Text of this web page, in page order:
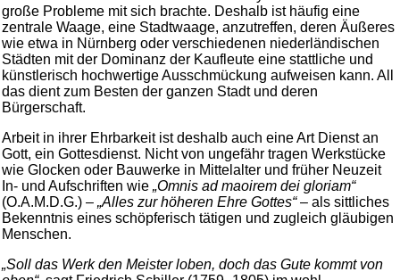
große Probleme mit sich brachte. Deshalb ist häufig eine
zentrale Waage, eine Stadtwaage, anzutreffen, deren Äußeres
wie etwa in Nürnberg oder verschiedenen niederländischen
Städten mit der Dominanz der Kaufleute eine stattliche und
künstlerisch hochwertige Ausschmückung aufweisen kann. All
das dient zum Besten der ganzen Stadt und deren
Bürgerschaft.
Arbeit in ihrer Ehrbarkeit ist deshalb auch eine Art Dienst an
Gott, ein Gottesdienst. Nicht von ungefähr tragen Werkstücke
wie Glocken oder Bauwerke in Mittelalter und früher Neuzeit
In- und Aufschriften wie „Omnis ad maoirem dei gloriam“
(O.A.M.D.G.) – „Alles zur höheren Ehre Gottes“– als sittliches
Bekenntnis eines schöpferisch tätigen und zugleich gläubigen
Menschen.
„Soll das Werk den Meister loben, doch das Gute kommt von